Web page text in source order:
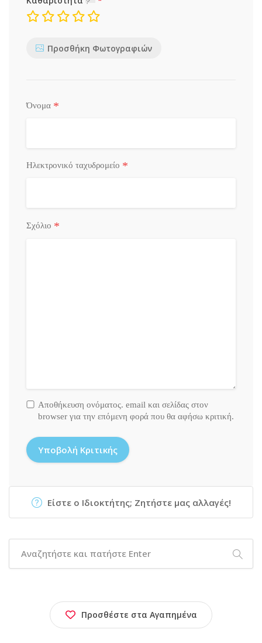
Προσθήκη Φωτογραφιών
Όνομα *
Ηλεκτρονικό ταχυδρομείο *
Σχόλιο *
Αποθήκευση ονόματος. email και σελίδας στον
browser για την επόμενη φορά που θα αφήσω κριτική.
Είστε ο Ιδιοκτήτης; Ζητήστε μας αλλαγές!
Προσθέστε στα Αγαπημένα